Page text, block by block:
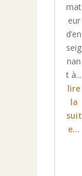
mat
eur
d’en
seig
nan
t à...
lire
la
suit
e...